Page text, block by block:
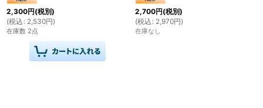
2,300円(税別)
(税込 : 2,530円)
在庫数 2点
2,700円(税別)
(税込 : 2,970円)
在庫なし